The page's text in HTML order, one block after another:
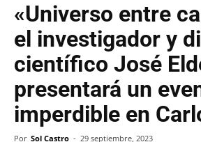
«Universo entre
el investigador y
científico José
presentará un
imperdible en
Por Sol Castro - 29 septiembre, 2023